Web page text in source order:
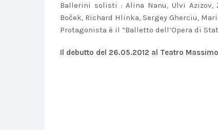
Ballerini solisti : Alina Nanu, Ulvi Azizov,
Boček, Richard Hlinka, Sergey Gherciu,
Protagonista è il “Balletto dell’Opera di
Il debutto del 26.05.2012 al Teatro